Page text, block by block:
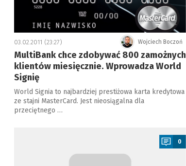
Wojciech Boczoń
03.02.2011 (23:27)
MultiBank chce zdobywać 800 zamożnych
klientów miesięcznie. Wprowadza World
Signię
World Signia to najbardziej prestiżowa karta kredytowa
ze stajni MasterCard. Jest nieosiągalna dla
przeciętnego …
0